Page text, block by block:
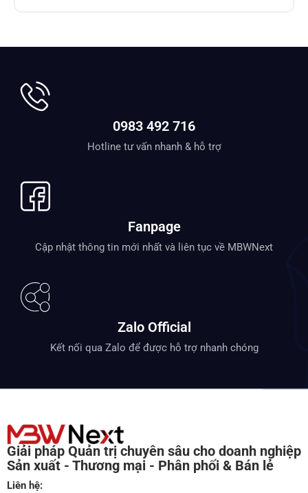
0983 492 716
Hotline tư vấn nhanh & hỗ trợ
Fanpage
Cập nhật thông tin mới nhất và liên tục về MBWNext
Zalo Official
Kết nối qua Zalo để được hỗ trợ nhanh chóng
Giải pháp Quản trị chuyên sâu cho doanh nghiệp
Sản xuất - Thương mại - Phân phối & Bán lẻ
Liên hệ: